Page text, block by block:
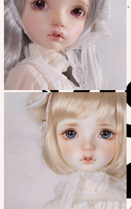
カートに商品がありません。
カートに商品がありません。